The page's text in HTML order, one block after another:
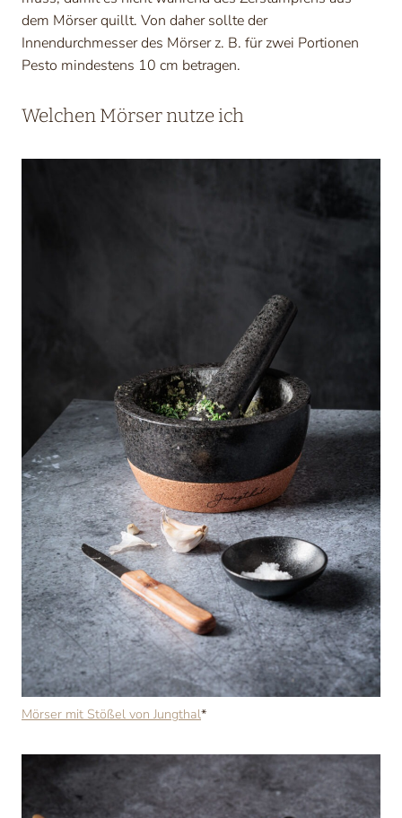
dem Mörser quillt. Von daher sollte der
Innendurchmesser des Mörser z. B. für zwei Portionen
Pesto mindestens 10 cm betragen.
Welchen Mörser nutze ich
Mörser mit Stößel von Jungthal*